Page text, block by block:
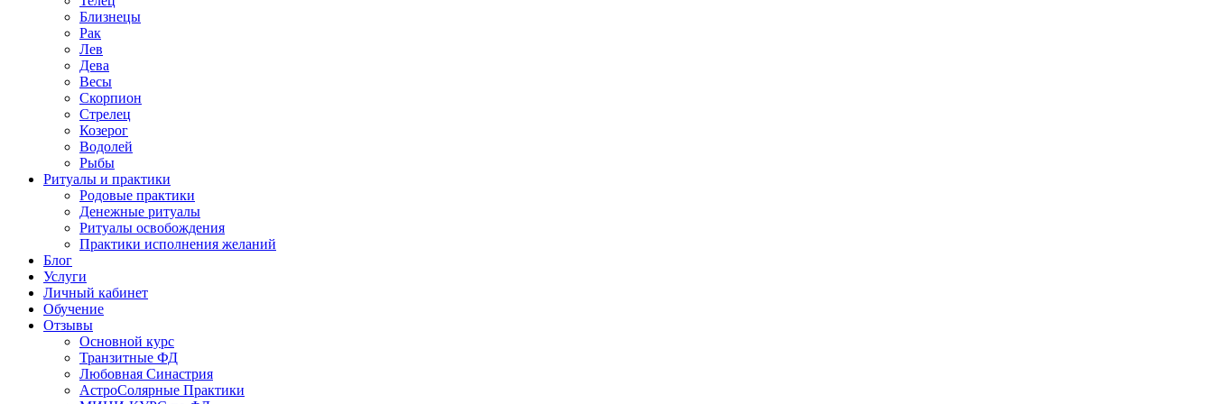
Близнецы
Рак
Лев
Дева
Весы
Скорпион
Стрелец
Козерог
Водолей
Рыбы
Ритуалы и практики
Родовые практики
Денежные ритуалы
Ритуалы освобождения
Практики исполнения желаний
Блог
Услуги
Личный кабинет
Обучение
Отзывы
Основной курс
Транзитные ФД
Любовная Синастрия
АстроСолярные Практики